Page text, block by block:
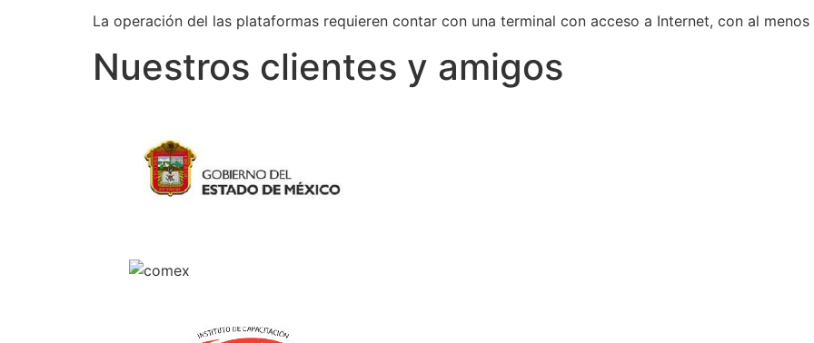
La operación del las plataformas requieren contar con una terminal con acceso a Internet, con al
Nuestros clientes y amigos